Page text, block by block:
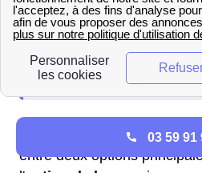
Le Tarif Bleu: ce
prix fixé par les
communément appelé
Pour chacune de ces offres
entre deux options
03 59 91